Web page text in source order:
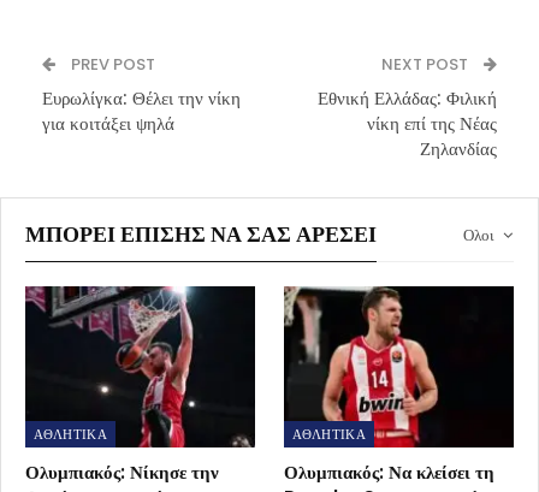
PREV POST
Ευρωλίγκα: Θέλει την νίκη
για κοιτάξει ψηλά
NEXT POST
Εθνική Ελλάδας: Φιλική
νίκη επί της Νέας
Ζηλανδίας
Ολοι
ΜΠΟΡΕΊ ΕΠΊΣΗΣ ΝΑ ΣΑΣ ΑΡΈΣΕΙ
ΑΘΛΗΤΙΚΑ
Ολυμπιακός: Νίκησε την
ΑΘΛΗΤΙΚΑ
Ολυμπιακός: Να κλείσει τη